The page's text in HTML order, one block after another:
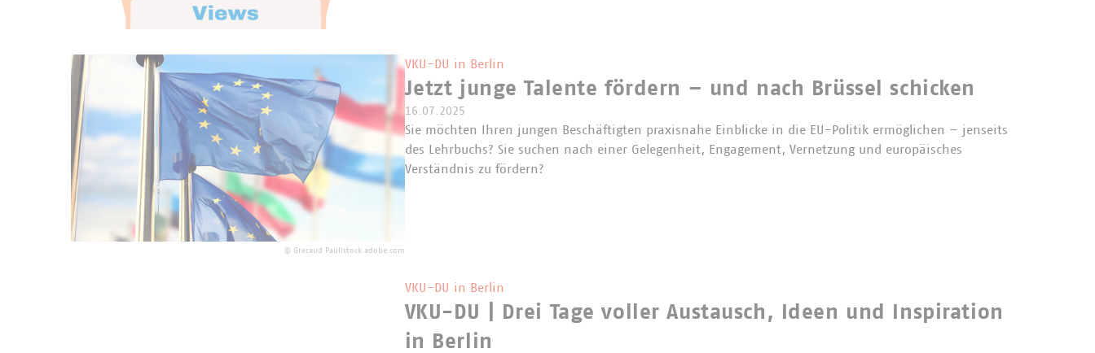
© Grecaud Paul/stock.adobe.com
VKU-DU in Berlin
Jetzt junge Talente fördern – und nach Brüssel schicken
16.07.2025
Sie möchten Ihren jungen Beschäftigten praxisnahe Einblicke in die EU-Politik ermöglichen – jenseits
des Lehrbuchs? Sie suchen nach einer Gelegenheit, Engagement, Vernetzung und europäisches
Verständnis zu fördern?
VKU-DU in Berlin
VKU-DU | Drei Tage voller Austausch, Ideen und Inspiration
in Berlin